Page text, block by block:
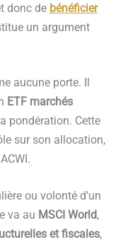
donc de bénéficier
un argument
aucune porte. Il
ETF marchés
pondération. Cette
sur son allocation,
ou volonté d’un
va au MSCI World,
et fiscales,